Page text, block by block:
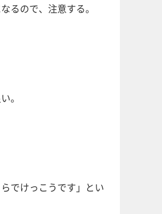
るので、注意する。
。
でけっこうです」とい